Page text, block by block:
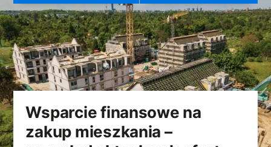
Wsparcie finansowe na
zakup mieszkania –